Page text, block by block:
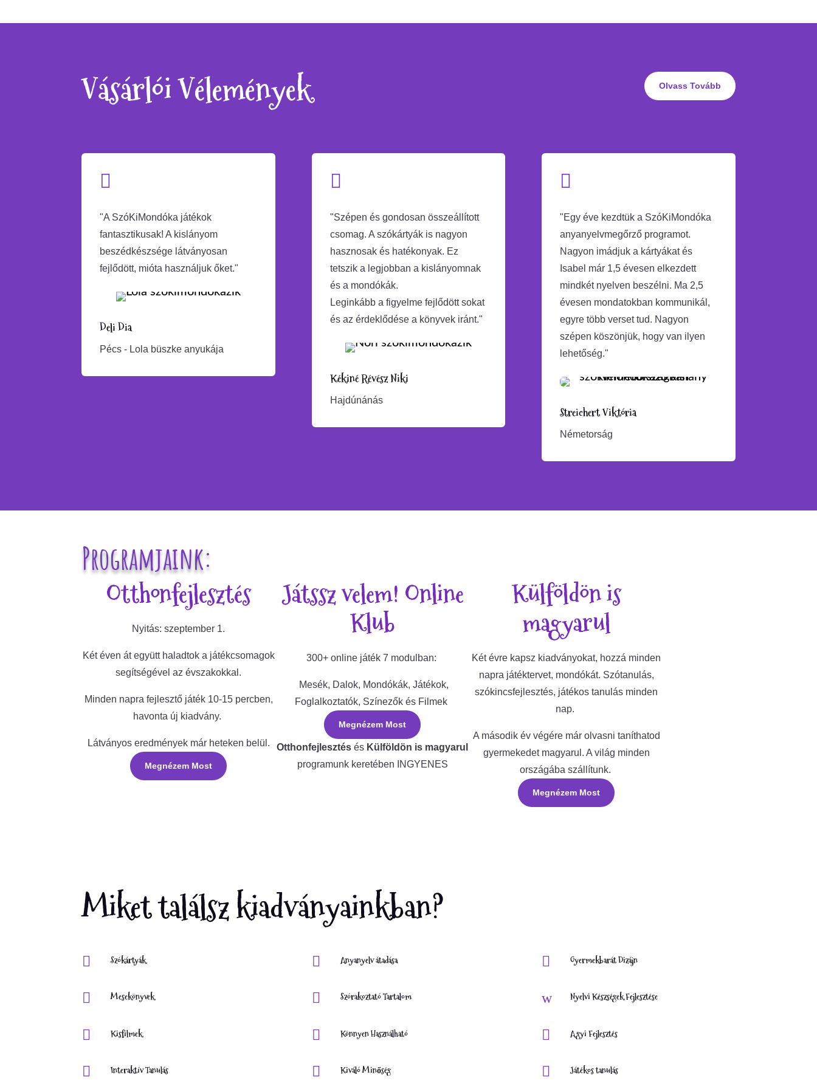
170 Ft.
490 Ft.
970 Ft.
990 Ft.
Vásárlói Vélemények Olvass Tovább

"A SzóKiMondóka játékok
fantasztikusak! A kislányom
beszédkészsége látványosan
fejlődött, mióta használjuk őket."
Deli Dia
Pécs - Lola büszke anyukája

"Szépen és gondosan összeállított
csomag. A szókártyák is nagyon
hasznosak és hatékonyak. Ez
tetszik a legjobban a kislányomnak
és a mondókák.
Leginkább a figyelme fejlődött sokat
és az érdeklődése a könyvek iránt."
Kékiné Révész Niki
Hajdúnánás

"Egy éve kezdtük a SzóKiMondóka
anyanyelvmegőrző programot.
Nagyon imádjuk a kártyákat és
Isabel már 1,5 évesen elkezdett
mindkét nyelven beszélni. Ma 2,5
évesen mondatokban kommunikál,
egyre több verset tud. Nagyon
szépen köszönjük, hogy van ilyen
lehetőség."
Streichert Viktória
Németorság
Programjaink:
Otthonfejlesztés
Nyitás: szeptember 1.
Két éven át együtt haladtok a játékcsomagok
segítségével az évszakokkal.
Minden napra fejlesztő játék 10-15 percben,
havonta új kiadvány.
Látványos eredmények már heteken belül.
Megnézem Most
Játssz velem! Online
Klub
300+ online játék 7 modulban:
Mesék, Dalok, Mondókák, Játékok,
Foglalkoztatók, Színezők és Filmek
Megnézem Most
Otthonfejlesztés és Külföldön is magyarul
programunk keretében INGYENES
Külföldön is
magyarul
Két évre kapsz kiadványokat, hozzá minden
napra játéktervet, mondókát. Szótanulás,
szókincsfejlesztés, játékos tanulás minden
nap.
A második év végére már olvasni taníthatod
gyermekedet magyarul. A világ minden
országába szállítunk.
Megnézem Most
Miket találsz kiadványainkban?
 Szókártyák
 Mesekönyvek
 Kisfilmek
 Interaktív Tanulás
 Anyanyelv átadása
 Szórakoztató Tartalom
 Könnyen Használható
 Kiváló Minőség
 Gyermekbarát Dizájn
w Nyelvi Készségek Fejlesztése
 Agyi Fejlesztés
 Játékos tanulás